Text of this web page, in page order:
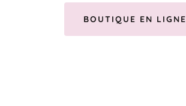
BOUTIQUE EN LIGNE